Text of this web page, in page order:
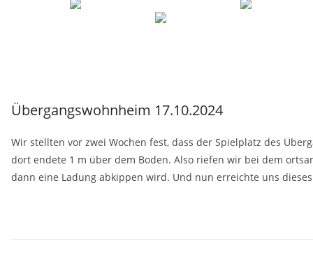
Übergangswohnheim 17.10.2024
Wir stellten vor zwei Wochen fest, dass der Spielplatz des
dort endete 1 m über dem Boden. Also riefen wir bei dem
dann eine Ladung abkippen wird. Und nun erreichte uns